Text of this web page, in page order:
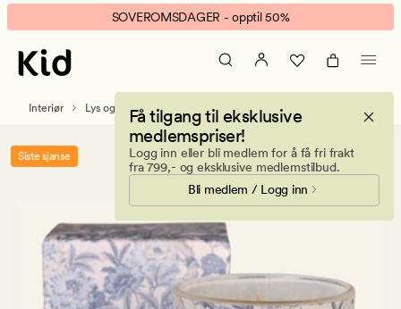
Sense
Blue
flowers
duftlys
banner.
Klikk
ESCAPE
pause.
SOVEROMSDAGER - opptil 50%
Få tilgang til eksklusive
medlemspriser!
Logg inn eller bli medlem for å få fri frakt
fra 799,- og eksklusive medlemstilbud.
Bli medlem / Logg inn
Interiør Lys og duftlys
Siste sjanse